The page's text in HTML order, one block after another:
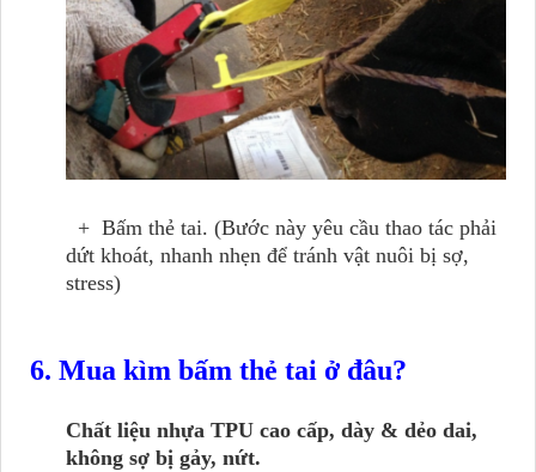
+ Bấm thẻ tai. (Bước này yêu cầu thao tác phải
dứt khoát, nhanh nhẹn để tránh vật nuôi bị sợ,
stress)
6. Mua kìm bấm thẻ tai ở đâu?
Chất liệu nhựa TPU cao cấp, dày & dẻo dai,
không sợ bị gảy, nứt.